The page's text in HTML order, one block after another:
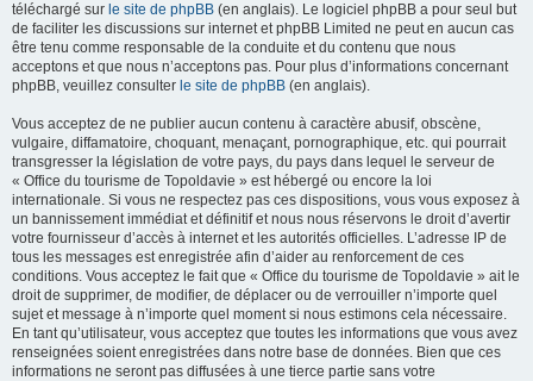
téléchargé sur le site de phpBB (en anglais). Le logiciel phpBB a pour seul but
de faciliter les discussions sur internet et phpBB Limited ne peut en aucun cas
être tenu comme responsable de la conduite et du contenu que nous
acceptons et que nous n’acceptons pas. Pour plus d’informations concernant
phpBB, veuillez consulter le site de phpBB (en anglais).
Vous acceptez de ne publier aucun contenu à caractère abusif, obscène,
vulgaire, diffamatoire, choquant, menaçant, pornographique, etc. qui pourrait
transgresser la législation de votre pays, du pays dans lequel le serveur de
« Office du tourisme de Topoldavie » est hébergé ou encore la loi
internationale. Si vous ne respectez pas ces dispositions, vous vous exposez à
un bannissement immédiat et définitif et nous nous réservons le droit d’avertir
votre fournisseur d’accès à internet et les autorités officielles. L’adresse IP de
tous les messages est enregistrée afin d’aider au renforcement de ces
conditions. Vous acceptez le fait que « Office du tourisme de Topoldavie » ait le
droit de supprimer, de modifier, de déplacer ou de verrouiller n’importe quel
sujet et message à n’importe quel moment si nous estimons cela nécessaire.
En tant qu’utilisateur, vous acceptez que toutes les informations que vous avez
renseignées soient enregistrées dans notre base de données. Bien que ces
informations ne seront pas diffusées à une tierce partie sans votre